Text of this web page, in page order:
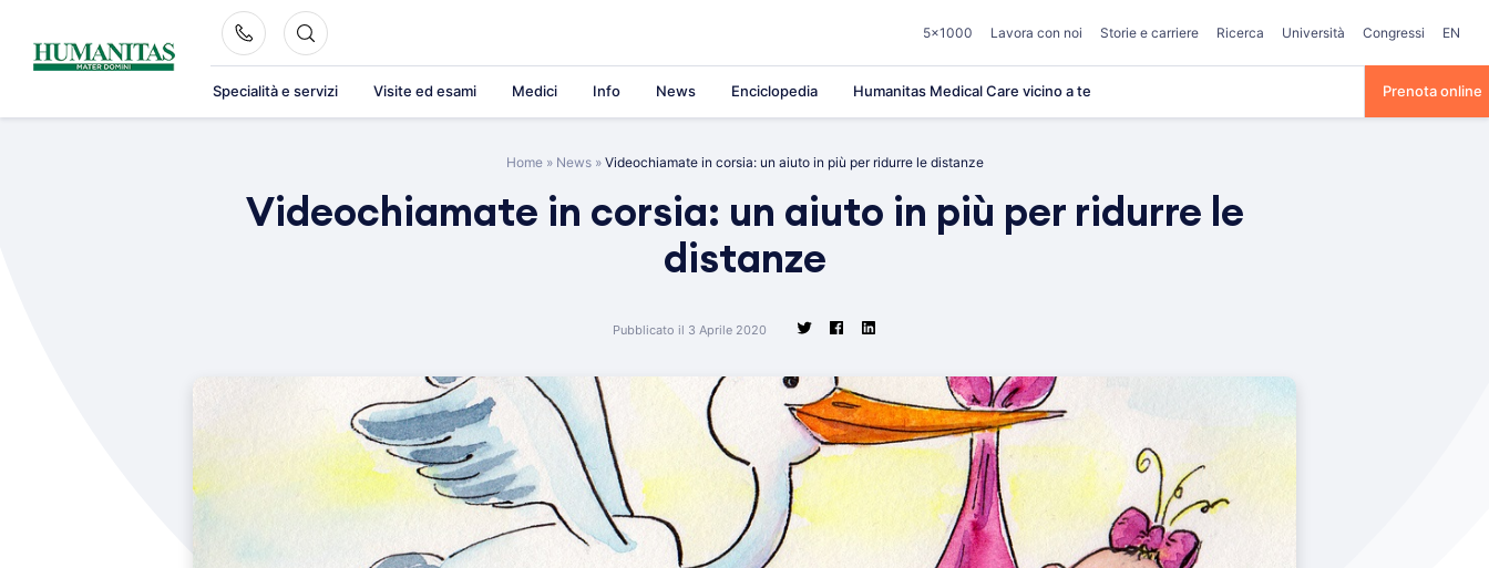
content
5×1000 Lavora con noi Storie e carriere Ricerca Università Congressi EN
Specialità e servizi Visite ed esami Medici Info News Enciclopedia Humanitas Medical Care vicino a te Prenota online
Home» News» Videochiamate in corsia: un aiuto in più per ridurre le distanze
Videochiamate in corsia: un aiuto in più per ridurre le
distanze
Pubblicato il 3 Aprile 2020